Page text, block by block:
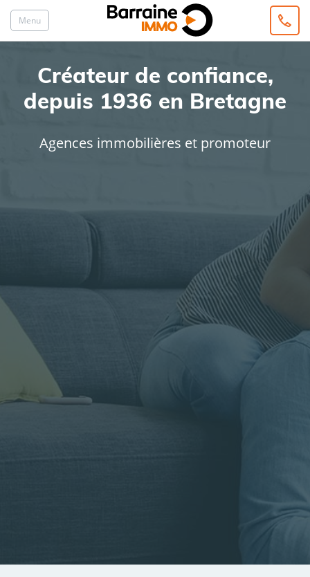
Menu
Créateur de confiance,
depuis 1936 en Bretagne
Agences immobilières et promoteur
Rayon